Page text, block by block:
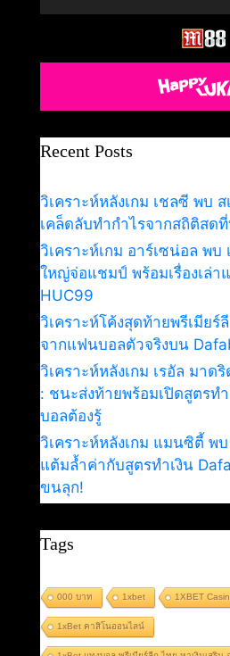
Recent Posts
วิเคราะห์หลังเกม เชลซี พบ
เคล็ดลับทำกำไรจากสถิติสดที่
วิเคราะห์เกม อาร์เซน่อล พ
ใหญ่จ่อแชมป์ พร้อมเรื่องเล่
HUC99
วิเคราะห์โค้งสุดท้ายพรีเมียร์
จากแฟนบอลตัวจริงบน
วิเคราะห์หลังเกม เรอัล มาด
: ชนะส่งท้ายพร้อมเปิดสูตรท
บอลต้องรู้
วิเคราะห์หลังเกม แมนซิตี้ พ
แต้มล้ำค่ากับสูตรทำเงิน
ขนลุก!
Tags
000 บาท 1xbet 1XBET
1xBet คาสิโนออนไลน์